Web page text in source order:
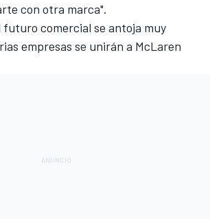
con otra marca".
futuro comercial se antoja muy
empresas se unirán a McLaren